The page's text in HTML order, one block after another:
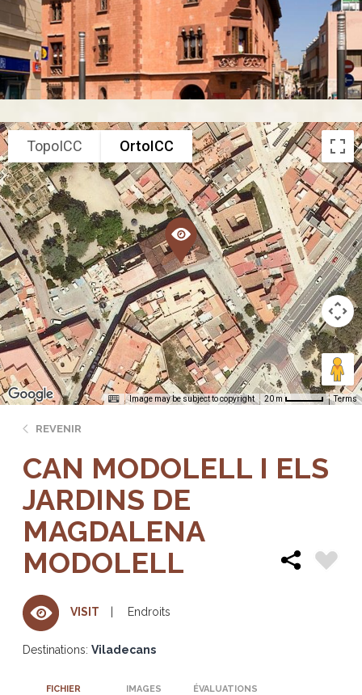
TopoICC OrtoICC
Image may be subject to copyright 20 m Terms
REVENIR
CAN MODOLELL I ELS
JARDINS DE
MAGDALENA
MODOLELL
VISIT Endroits
Destinations: Viladecans
FICHIER IMAGES ÉVALUATIONS